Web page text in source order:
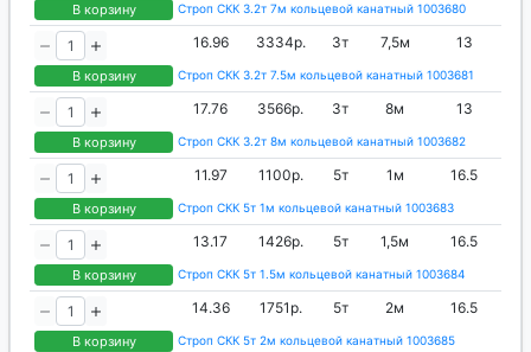
В корзину Строп СКК 3.2т 7м кольцевой канатный 1003680
В корзину
16.96 3334р. 3т 7,5м 13
Строп СКК 3.2т 7.5м кольцевой канатный 1003681
В корзину
17.76 3566р. 3т 8м 13
Строп СКК 3.2т 8м кольцевой канатный 1003682
В корзину
11.97 1100р. 5т 1м 16.5
Строп СКК 5т 1м кольцевой канатный 1003683
В корзину
13.17 1426р. 5т 1,5м 16.5
Строп СКК 5т 1.5м кольцевой канатный 1003684
В корзину
14.36 1751р. 5т 2м 16.5
Строп СКК 5т 2м кольцевой канатный 1003685